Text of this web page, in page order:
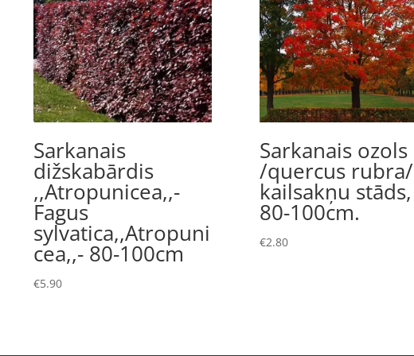
Sarkanais
dižskabārdis
,,Atropunicea,,-
Fagus
sylvatica,,Atropuni
cea,,- 80-100cm
€5.90
Sarkanais ozols
/quercus
kailsakņu stāds,
80-100cm.
€2.80